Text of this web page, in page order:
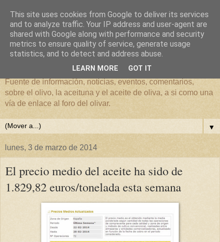
El mundo del Olivar
Fuente de información, noticias, eventos, comentarios,
sobre el olivo, la aceituna y el aceite de oliva, a si como una
vía de enlace al foro del olivar.
▼
lunes, 3 de marzo de 2014
El precio medio del aceite ha sido de
1.829,82 euros/tonelada esta semana
This site uses cookies from Google to deliver its services
and to analyze traffic. Your IP address and user-agent are
shared with Google along with performance and security
metrics to ensure quality of service, generate usage
statistics, and to detect and address abuse.
LEARN MORE GOT IT